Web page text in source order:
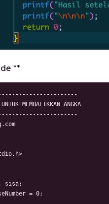
**
MEMBALIKKAN ANGKA
sisa;
= 0;